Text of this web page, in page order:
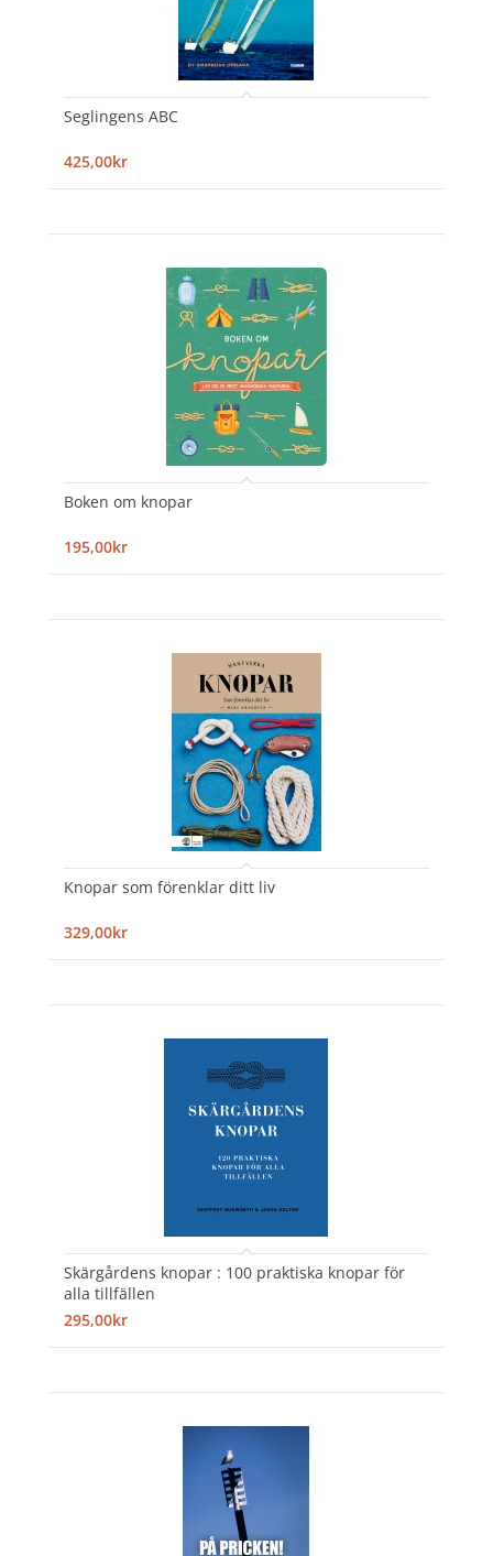
Seglingens ABC
425,00kr
Boken om knopar
195,00kr
Knopar som förenklar ditt liv
329,00kr
Skärgårdens knopar : 100 praktiska knopar för
alla tillfällen
295,00kr